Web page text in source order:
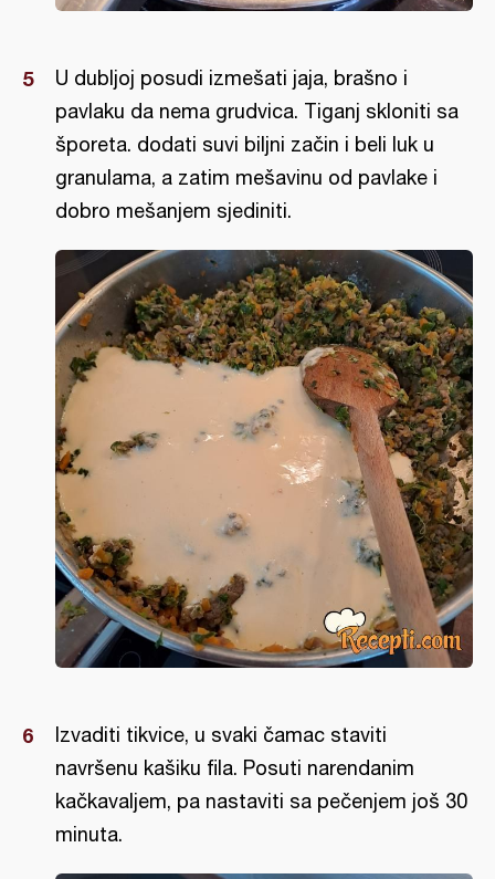
U dubljoj posudi izmešati jaja, brašno i
pavlaku da nema grudvica. Tiganj skloniti sa
šporeta. dodati suvi biljni začin i beli luk u
granulama, a zatim mešavinu od pavlake i
dobro mešanjem sjediniti.
Izvaditi tikvice, u svaki čamac staviti
navršenu kašiku fila. Posuti narendanim
kačkavaljem, pa nastaviti sa pečenjem još 30
minuta.